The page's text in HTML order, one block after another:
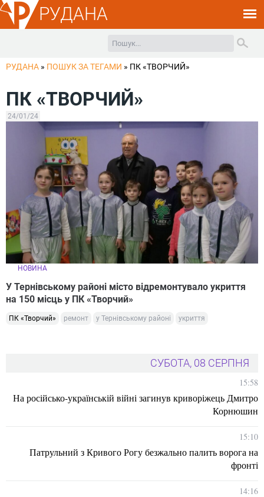
РУДАНА
РУДАНА » ПОШУК ЗА ТЕГАМИ » ПК «ТВОРЧИЙ»
ПК «ТВОРЧИЙ»
24/01/24
НОВИНА
У Тернівському районі місто відремонтувало укриття
на 150 місць у ПК «Творчий»
ПК «Творчий» ремонт у Тернівському районі укриття
СУБОТА, 08 СЕРПНЯ
15:58
На російсько-українській війні загинув криворіжець Дмитро
Корнюшин
15:10
Патрульний з Кривого Рогу безжально палить ворога на
фронті
14:16